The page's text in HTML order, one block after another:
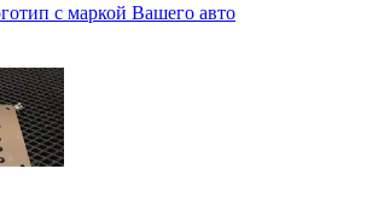
с маркой Вашего авто